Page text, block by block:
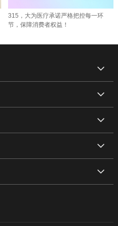
315，大为医疗承诺严格把控每一环
节，保障消费者权益！